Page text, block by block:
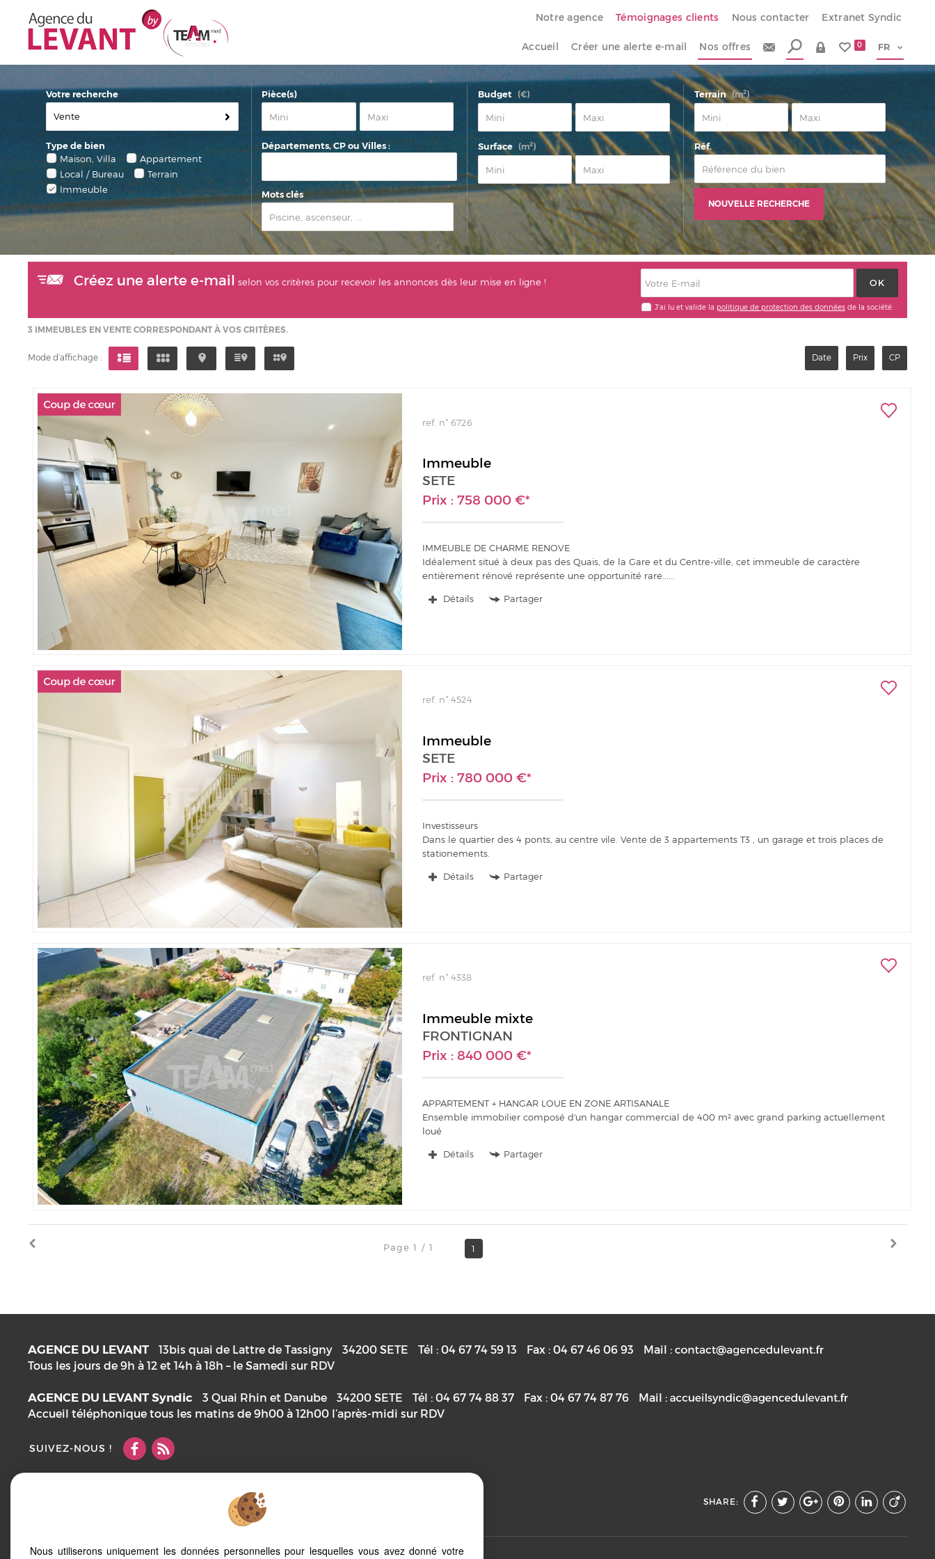
Notre agence Témoignages clients Nous contacter Extranet Syndic
Accueil Créer une alerte e-mail Nos offres 0
Votre recherche
Vente
Type de bien
Maison, Villa
Appartement
Local / Bureau
Terrain
Immeuble
Pièce(s)
Départements, CP ou Villes :
Mots clés
Budget (€)
Surface (m2)
Terrain (m2)
Réf.
NOUVELLE RECHERCHE
Créez une alerte e-mail selon vos critères pour recevoir les annonces dès leur mise en ligne !
J'ai lu et valide la politique de protection des données de la société.
3 IMMEUBLES EN VENTE CORRESPONDANT À VOS CRITÈRES.
Mode d’affichage : Date Prix CP
ref. n° 6726
Immeuble
SETE
Prix : 758 000 €*
IMMEUBLE DE CHARME RENOVE
Idéalement situé à deux pas des Quais, de la Gare et du Centre-ville, cet immeuble de caractère
entièrement rénové représente une opportunité rare...
Détails Partager
ref. n° 4524
Immeuble
SETE
Prix : 780 000 €*
Investisseurs
Dans le quartier des 4 ponts, au centre vile. Vente de 3 appartements T3 , un garage et trois places de
stationements.
Détails
Partager
ref. n° 4338
Immeuble mixte
FRONTIGNAN
Prix : 840 000 €*
APPARTEMENT + HANGAR LOUE EN ZONE ARTISANALE
Ensemble immobilier composé d'un hangar commercial de 400 m² avec grand parking actuellement
loué
Détails
Partager
Page 1 / 1 1
AGENCE DU LEVANT 13bis quai de Lattre de Tassigny 34200 SETE Tél :04 67 74 59 13 Fax :04 67 46 06 93
Mail :
Tous les jours de 9h à 12 et 14h à 18h – le Samedi sur RDV
AGENCE DU LEVANT Syndic 3 Quai Rhin et Danube 34200 SETE Tél :04 67 74 88 37 Fax :04 67 74 87 76
Mail :
Accueil téléphonique tous les matins de 9h00 à 12h00 l’après-midi sur RDV
SUIVEZ-NOUS !
Plan
SHARE:
Nous utiliserons uniquement les données personnelles pour lesquelles vous avez donné votre